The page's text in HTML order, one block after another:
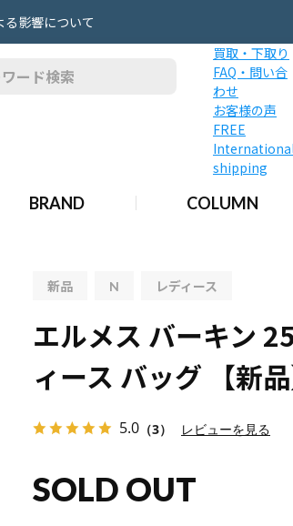
影響について
買取・下取り
FAQ・問い合
わせ
お客様の声
FREE
shipping
BRAND COLUMN
】
新品 N レディース
エルメス バーキン
ィース バッグ 【新
5.0 （3） レビューを見る
SOLD OUT